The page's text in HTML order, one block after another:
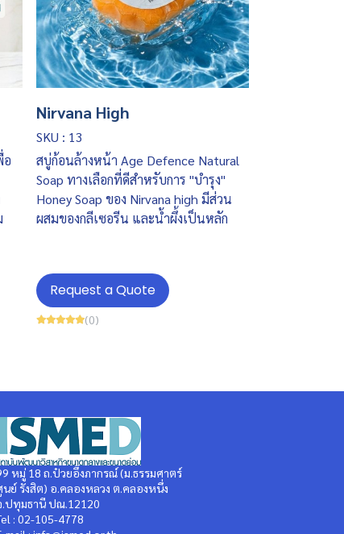
อ
Nirvana High
SKU : 13
สบู่ก้อนล้างหน้า Age Defence Natural
Soap ทางเลือกที่ดีสำหรับการ "บำรุง"
Honey Soap ของ Nirvana high มีส่วน
ผสมของกลีเซอรีน และน้ำผึ้งเป็นหลัก
Request a Quote
(0)
หมู่ 18 ถ.ป๋วยอึ๊งภากรณ์ (ม.ธรรมศาตร์
นย์ รังสิต) อ.คลองหลวง ต.คลองหนึ่ง
.ปทุมธานี ปณ.12120
: 02-105-4778